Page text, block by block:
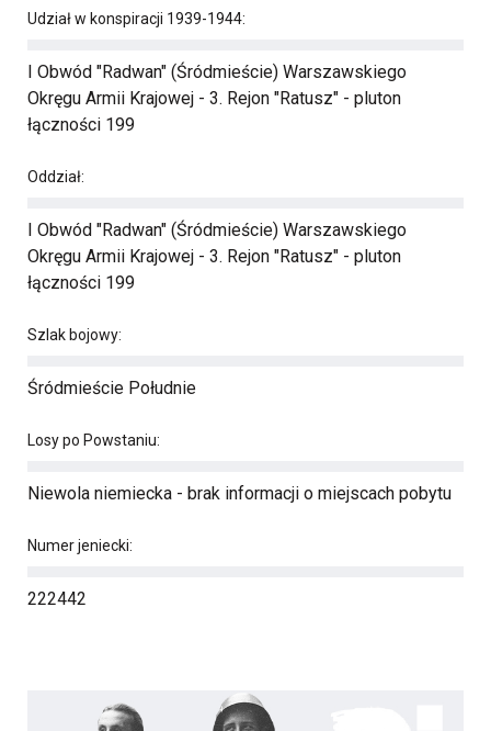
Udział w konspiracji 1939-1944:
I Obwód "Radwan" (Śródmieście) Warszawskiego
Okręgu Armii Krajowej - 3. Rejon "Ratusz" - pluton
łączności 199
Oddział:
I Obwód "Radwan" (Śródmieście) Warszawskiego
Okręgu Armii Krajowej - 3. Rejon "Ratusz" - pluton
łączności 199
Szlak bojowy:
Śródmieście Południe
Losy po Powstaniu:
Niewola niemiecka - brak informacji o miejscach pobytu
Numer jeniecki:
222442